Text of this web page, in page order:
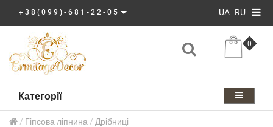
+38(099)-681-22-05 UA RU
0
Категорії
Гіпсова ліпнина
Дрібниці